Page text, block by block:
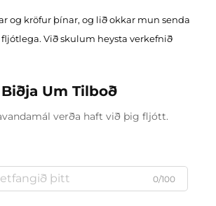
og kröfur þínar, og lið okkar mun senda
Við skulum heysta verkefnið
Biðja Um Tilboð
verða haft við þig fljótt.
0/100